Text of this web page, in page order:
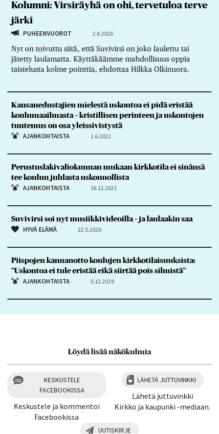
Kolumni: Virsiräyhä on ohi, tervetuloa terve
järki
PUHEENVUOROT 2.6.2026
Nyt on toivuttu siitä, että Suvivirsi on joko laulettu tai
jätetty laulamatta. Käyttäkäämme mahdollisuus oppia
taistelusta kolme pointtia, ehdottaa Hilkka Olkinuora.
Kansanedustajien mielestä uskontoa ei pidä eristää
koulumaailmasta – kristillisen perinteen ja uskontojen
tuntemus on osa yleissivistystä
AJANKOHTAISTA 1.6.2022
Perustuslakivaliokunnan mukaan kirkkotila ei sinänsä
tee koulun juhlasta uskonnollista
AJANKOHTAISTA 16.12.2021
Suvivirsi soi nyt musiikkivideoilla – ja laulaakin saa
HYVÄ ELÄMÄ 22.5.2020
Piispojen kannanotto koulujen kirkkotilaisuuksista:
”Uskontoa ei tule eristää eikä siirtää pois silmistä”
AJANKOHTAISTA 5.12.2019
Löydä lisää näkökulmia
KESKUSTELE
FACEBOOKISSA
Keskustele ja kommentoi
Facebookissa
LÄHETÄ JUTTUVINKKI
Lähetä juttuvinkki
Kirkko ja kaupunki -mediaan.
UUTISKIRJE